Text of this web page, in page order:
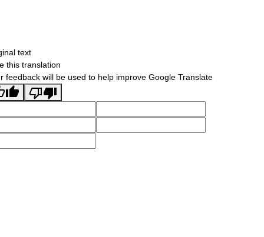
text
this translation
feedback will be used to help improve Google Translate